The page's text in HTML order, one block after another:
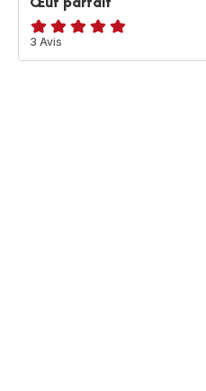
ratings.4.8
3 Avis